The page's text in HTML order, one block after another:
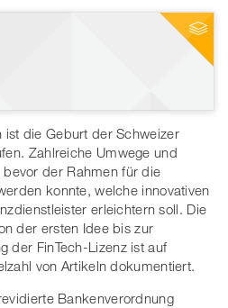
ist die Geburt der Schweizer
Zahlreiche Umwege und
der Rahmen für die
konnte, welche innovativen
erleichtern soll. Die
der ersten Idee bis zur
der FinTech-Lizenz ist auf
von Artikeln dokumentiert.
Bankenverordnung